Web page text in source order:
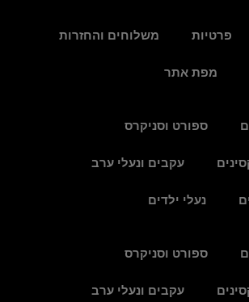
פרטיות משלוחים והחזרות
מפת אתר
ספורט וסניקרס
עקבים ונעלי ערב
נעלי ילדים
ספורט וסניקרס
עקבים ונעלי ערב